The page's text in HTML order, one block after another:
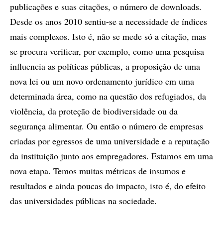
publicações e suas citações, o número de downloads.
Desde os anos 2010 sentiu-se a necessidade de índices
mais complexos. Isto é, não se mede só a citação, mas
se procura verificar, por exemplo, como uma pesquisa
influencia as políticas públicas, a proposição de uma
nova lei ou um novo ordenamento jurídico em uma
determinada área, como na questão dos refugiados, da
violência, da proteção de biodiversidade ou da
segurança alimentar. Ou então o número de empresas
criadas por egressos de uma universidade e a reputação
da instituição junto aos empregadores. Estamos em uma
nova etapa. Temos muitas métricas de insumos e
resultados e ainda poucas do impacto, isto é, do efeito
das universidades públicas na sociedade.